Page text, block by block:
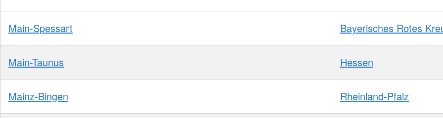
Main-Spessart Bayerisches Rotes
Main-Taunus Hessen
Mainz-Bingen Rheinland-Pfalz